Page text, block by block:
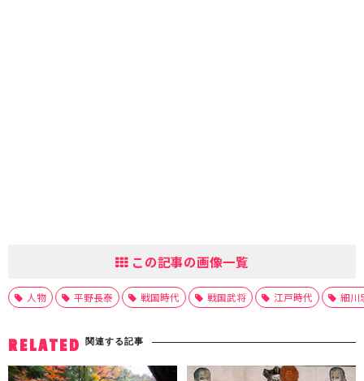
この記事の画像一覧
人物 平野長泰 戦国時代 戦国武将 江戸時代 細川
RELATED 関連する記事